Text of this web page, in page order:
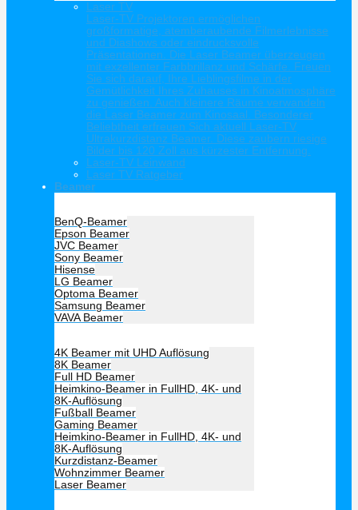
Laser TV
Laser-TV Projektoren ermöglichen
großformatige, atemberaubende Filmerlebnisse
und Diashows oder eindrucksvolle
Präsentationen. Die Laser Beamer überzeugen
mit exzellenter Farbbrillanz und Schärfe. Freuen
Sie sich darauf, Ihre Lieblingsfilme in der
Gemütlichkeit Ihres Zuhauses in Kinoatmosphäre
zu genießen. Auch kleinere Räume verwandeln
die Laser Beamer zum Kinosaal. Besonderer
Beliebtheit erfreuen Sich aktuell Laser-TV
Ultrakurzdistanz Beamer. Diese zaubern riesige
Bilder bis 120 Zoll aus kürzester Entfernung.
Laser-TV Leinwand
Laser TV Ratgeber
Beamer
BenQ-Beamer
Epson Beamer
JVC Beamer
Sony Beamer
Hisense
LG Beamer
Optoma Beamer
Samsung Beamer
VAVA Beamer
4K Beamer mit UHD Auflösung
8K Beamer
Full HD Beamer
Heimkino-Beamer in FullHD, 4K- und
8K-Auflösung
Fußball Beamer
Gaming Beamer
Heimkino-Beamer in FullHD, 4K- und
8K-Auflösung
Kurzdistanz-Beamer
Wohnzimmer Beamer
Laser Beamer